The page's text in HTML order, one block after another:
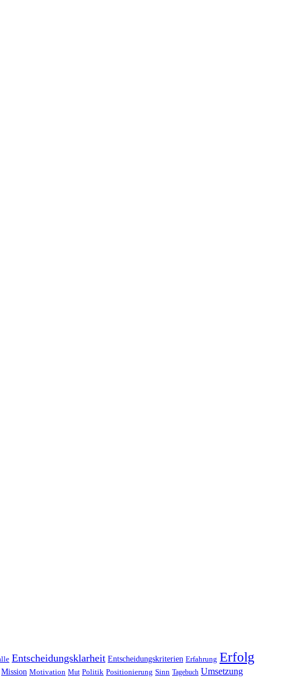
Entscheidungsklarheit Entscheidungskriterien Erfahrung Erfolg
Mission Motivation Mut Politik Positionierung Sinn Tagebuch Umsetzung